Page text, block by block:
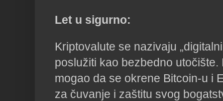
Let u sigurno:
Kriptovalute se nazivaju
poslužiti kao bezbedno utočište.
mogao da se okrene Bitcoin-u i
za čuvanje i zaštitu svog